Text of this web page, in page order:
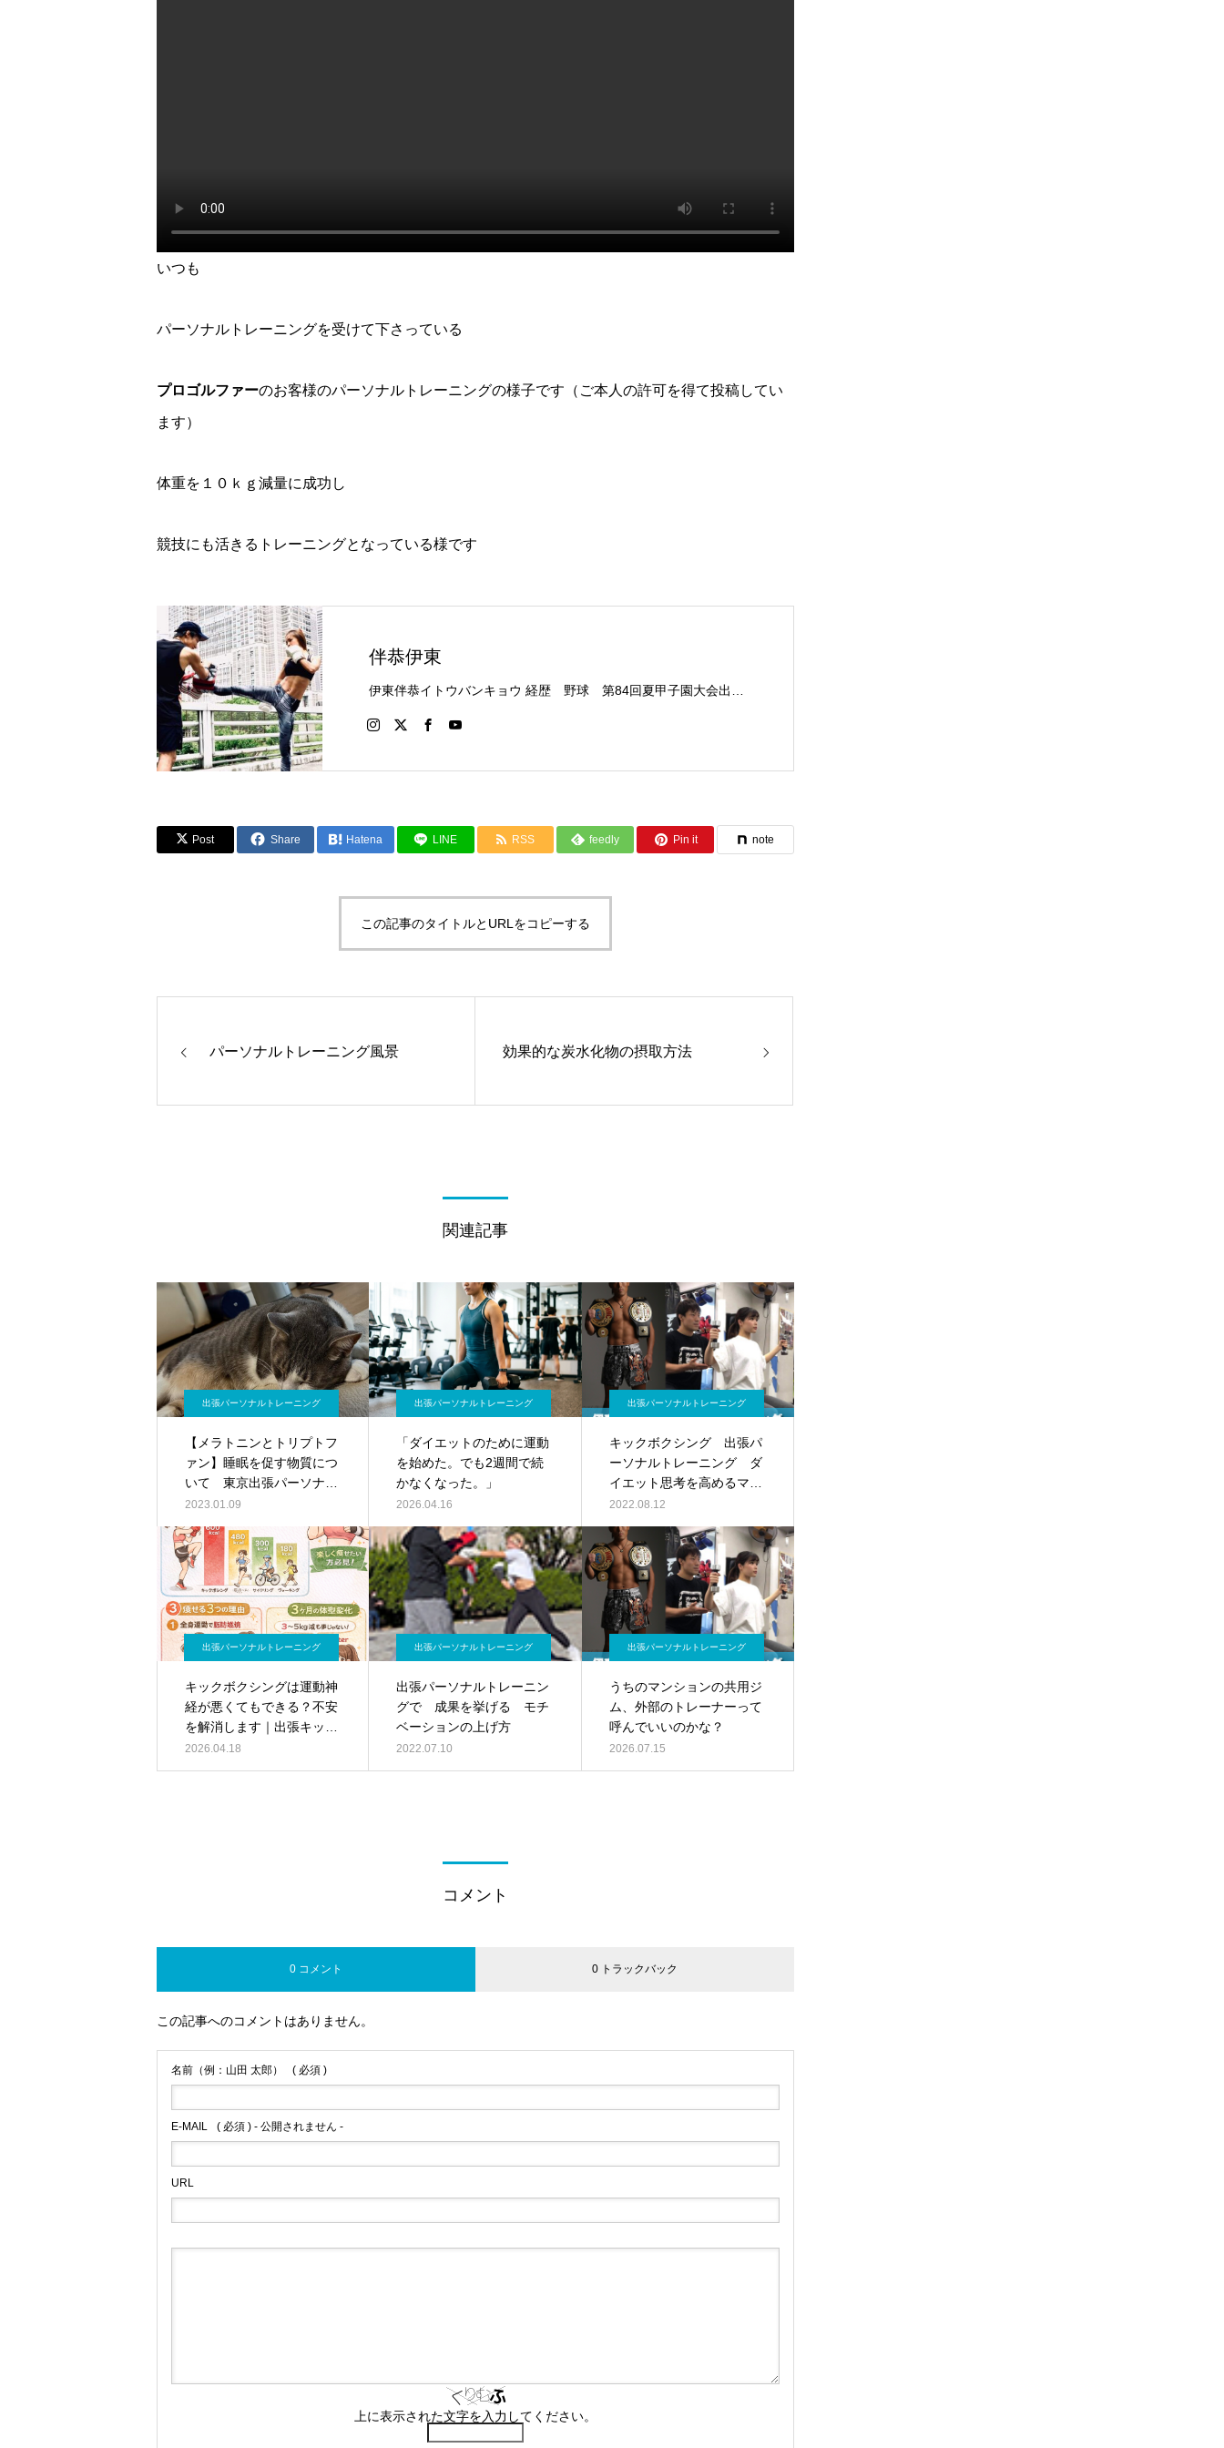
いつも
パーソナルトレーニングを受けて下さっている
プロゴルファーのお客様のパーソナルトレーニングの様子です（ご本人の許可を得て投稿してい
ます）
体重を１０ｋｇ減量に成功し
競技にも活きるトレーニングとなっている様です
伴恭伊東
Post Share Hatena LINE RSS feedly Pin it note
この記事のタイトルとURLをコピーする
パーソナルトレーニング風景 効果的な炭水化物の摂取方法
関連記事
出張パーソナルトレーニング
【メラトニンとトリプトフ
ァン】睡眠を促す物質につ
いて 東京出張パーソナル
キックボクシング
2023.01.09
出張パーソナルトレーニング
「ダイエットのために運動
を始めた。でも2週間で続
かなくなった。」
2026.04.16
出張パーソナルトレーニング
キックボクシング 出張パ
ーソナルトレーニング ダ
イエット思考を高めるマイ
ンドセット
2022.08.12
出張パーソナルトレーニング
キックボクシングは運動神
経が悪くてもできる？不安
を解消します｜出張キック
ボクシング
2026.04.18
出張パーソナルトレーニング
出張パーソナルトレーニン
グで 成果を挙げる モチ
ベーションの上げ方
2022.07.10
出張パーソナルトレーニング
うちのマンションの共用ジ
ム、外部のトレーナーって
呼んでいいのかな？
2026.07.15
コメント
0 コメント 0 トラックバック
この記事へのコメントはありません。
名前（例：山田 太郎） ( 必須 )
E-MAIL ( 必須 ) - 公開されません -
URL
上に表示された文字を入力してください。